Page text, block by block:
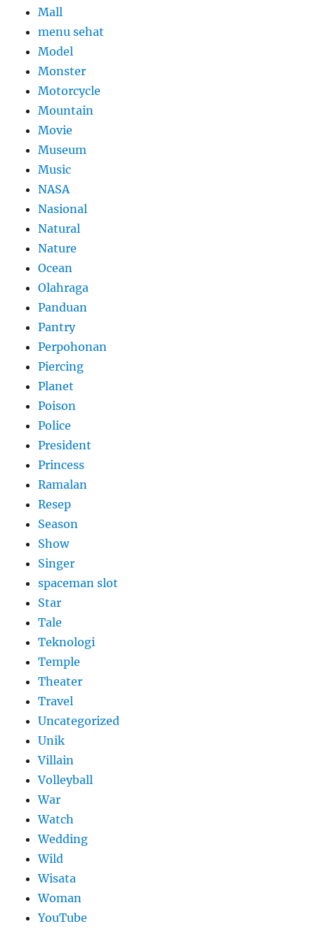
Mall
menu sehat
Model
Monster
Motorcycle
Mountain
Movie
Museum
Music
NASA
Nasional
Natural
Nature
Ocean
Olahraga
Panduan
Pantry
Perpohonan
Piercing
Planet
Poison
Police
President
Princess
Ramalan
Resep
Season
Show
Singer
spaceman slot
Star
Tale
Teknologi
Temple
Theater
Travel
Uncategorized
Unik
Villain
Volleyball
War
Watch
Wedding
Wild
Wisata
Woman
YouTube